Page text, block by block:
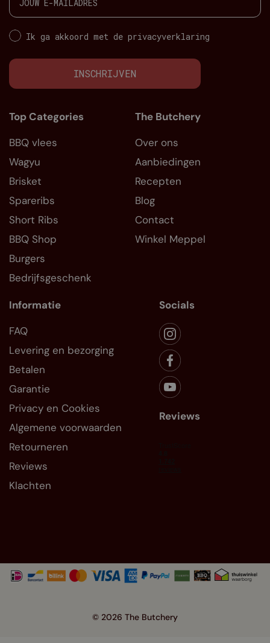
Ik ga akkoord met de privacyverklaring
INSCHRIJVEN
Top Categories
BBQ vlees
Wagyu
Brisket
Spareribs
Short Ribs
BBQ Shop
Burgers
Bedrijfsgeschenk
The Butchery
Over ons
Aanbiedingen
Recepten
Blog
Contact
Winkel Meppel
Informatie
FAQ
Levering en bezorging
Betalen
Garantie
Privacy en Cookies
Algemene voorwaarden
Retourneren
Reviews
Klachten
Socials
Reviews
© 2026 The Butchery